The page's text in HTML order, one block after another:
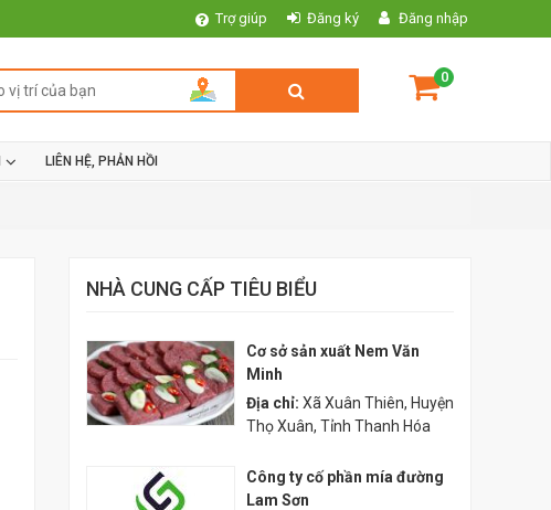
Trợ giúp Đăng ký Đăng nhập
0
LIÊN HỆ, PHẢN HỒI
NHÀ CUNG CẤP TIÊU BIỂU
Cơ sở sản xuất Nem Văn
Minh
Địa chỉ: Xã Xuân Thiên, Huyện
Thọ Xuân, Tỉnh Thanh Hóa
Công ty cố phần mía đường
Lam Sơn